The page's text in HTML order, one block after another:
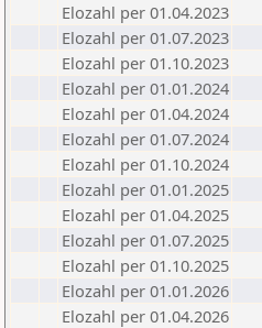
Elozahl per 01.04.2023
Elozahl per 01.07.2023
Elozahl per 01.10.2023
Elozahl per 01.01.2024
Elozahl per 01.04.2024
Elozahl per 01.07.2024
Elozahl per 01.10.2024
Elozahl per 01.01.2025
Elozahl per 01.04.2025
Elozahl per 01.07.2025
Elozahl per 01.10.2025
Elozahl per 01.01.2026
Elozahl per 01.04.2026